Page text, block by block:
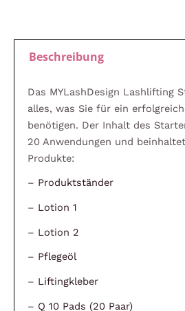
Beschreibung
Das MYLashDesign Lashlifting
alles, was Sie für ein
benötigen. Der Inhalt des
20 Anwendungen und
Produkte:
– Produktständer
– Lotion 1
– Lotion 2
– Pflegeöl
– Liftingkleber
– Q 10 Pads (20 Paar)